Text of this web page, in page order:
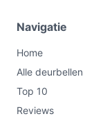
Navigatie
Home
Alle deurbellen
Top 10
Reviews